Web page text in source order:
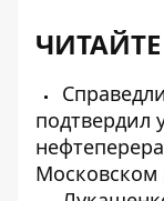
подтвердил
Московском